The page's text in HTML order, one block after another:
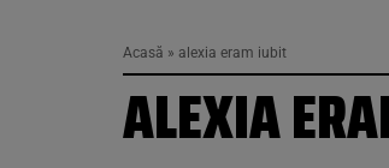
Acasă » alexia eram iubit
ALEXIA